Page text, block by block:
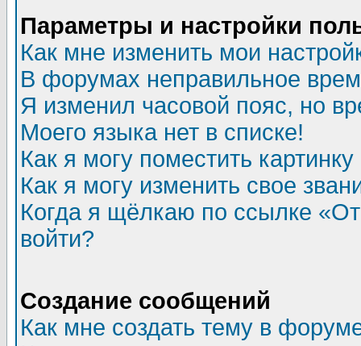
Параметры и настройки
Как мне изменить мои
В форумах неправильное
Я изменил часовой пояс, но
Моего языка нет в списке!
Как я могу поместить
Как я могу изменить свое
Когда я щёлкаю по ссылке
войти?
Создание сообщений
Как мне создать тему в